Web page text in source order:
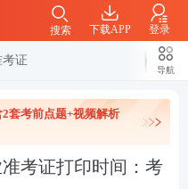
下载APP 登录
搜索
考证
导航
套考前点题+视频解析
考证打印时间：考